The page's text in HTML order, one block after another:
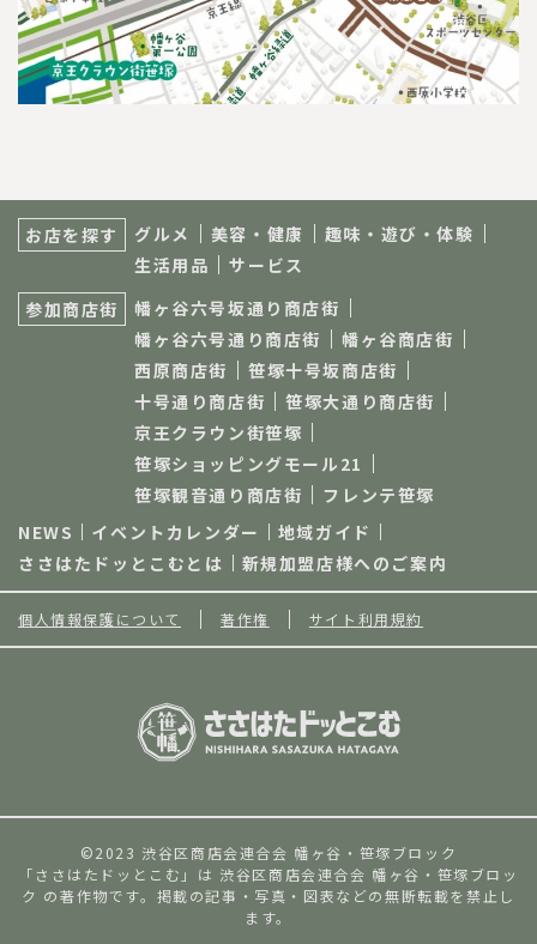
サ
ナ
ゲ
ー
お店を探す グルメ 美容・健康
趣味・遊び・体験
生活用品
サービス
参加商店街
幡ヶ谷六号坂通り商店街
幡ヶ谷六号通り商店街
幡ヶ谷商店街
西原商店街
笹塚十号坂商店街
十号通り商店街
笹塚大通り商店街
京王クラウン街笹塚
笹塚ショッピングモール21
笹塚観音通り商店街
フレンテ笹塚
NEWS
イベントカレンダー
地域ガイド
ささはたドッとこむとは
新規加盟店様へのご案内
個人情報保護について 著作権 サイト利用規約
©2023 渋谷区商店会連合会 幡ヶ谷・笹塚ブロック
「ささはたドッとこむ」は 渋谷区商店会連合会 幡ヶ谷・笹塚ブロッ
ク の著作物です。掲載の記事・写真・図表などの無断転載を禁止し
ます。